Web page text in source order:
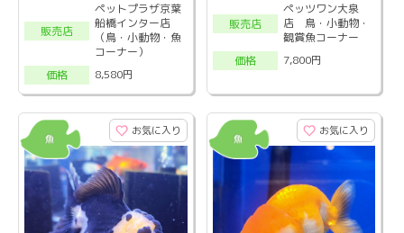
販売店
ペットプラザ京葉
船橋インター店
（鳥・小動物・魚
コーナー）
価格
8,580円
販売店
ペッツワン大泉
店 鳥・小動物・
観賞魚コーナー
価格
7,800円
お気に入り お気に入り